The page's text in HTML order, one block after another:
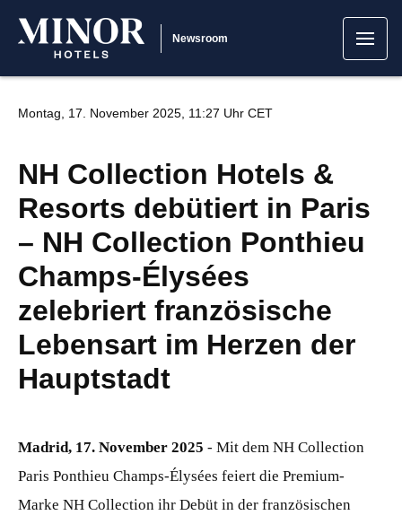
Newsroom
Montag, 17. November 2025, 11:27 Uhr CET
NH Collection Hotels &
Resorts debütiert in Paris
– NH Collection Ponthieu
Champs-Élysées
zelebriert französische
Lebensart im Herzen der
Hauptstadt
Madrid, 17. November 2025 - Mit dem NH Collection
Paris Ponthieu Champs-Élysées feiert die Premium-
Marke NH Collection ihr Debüt in der französischen